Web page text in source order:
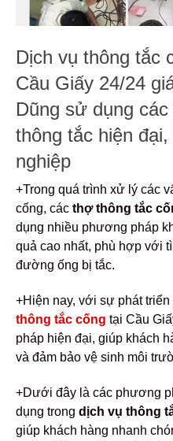
Dịch vụ thông tắc
Cầu Giấy 24/24
Dũng sử dụng
thông tắc hiện
nghiệp
+Trong quá trình xử lý các
cống, các thợ thông tắc
dụng nhiều phương pháp
quả cao nhất, phù hợp với
đường ống bị tắc.
+Hiện nay, với sự phát
thông tắc cống tại Cầu
pháp hiện đại, giúp khách
và đảm bảo vệ sinh môi
+Dưới đây là các phương
dụng trong dịch vụ thông
giúp khách hàng nhanh